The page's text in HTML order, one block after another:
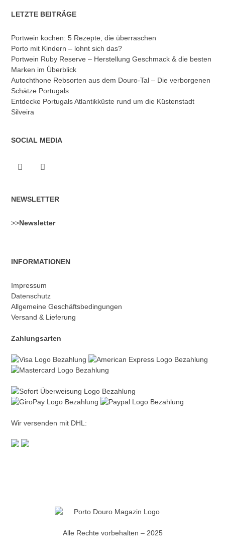
LETZTE BEITRÄGE
Portwein kochen: 5 Rezepte, die überraschen
Porto mit Kindern – lohnt sich das?
Portwein Ruby Reserve – Herstellung Geschmack & die besten
Marken im Überblick
Autochthone Rebsorten aus dem Douro-Tal – Die verborgenen
Schätze Portugals
Entdecke Portugals Atlantikküste rund um die Küstenstadt
Silveira
SOCIAL MEDIA
NEWSLETTER
>>Newsletter
INFORMATIONEN
Impressum
Datenschutz
Allgemeine Geschäftsbedingungen
Versand & Lieferung
Zahlungsarten
Wir versenden mit DHL:
Alle Rechte vorbehalten – 2025